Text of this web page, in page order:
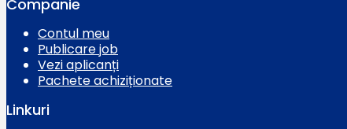
Companie
Contul meu
Publicare job
Vezi aplicanți
Pachete achiziționate
Linkuri